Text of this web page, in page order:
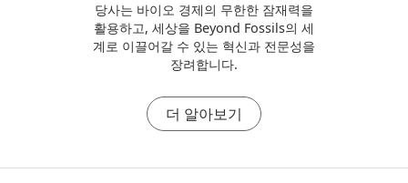
당사는 바이오 경제의 무한한 잠재력을
활용하고, 세상을 Beyond Fossils의 세
계로 이끌어갈 수 있는 혁신과 전문성을
장려합니다.
더 알아보기